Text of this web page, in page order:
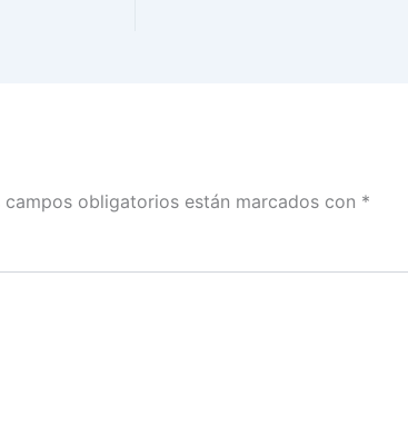
campos obligatorios están marcados con *